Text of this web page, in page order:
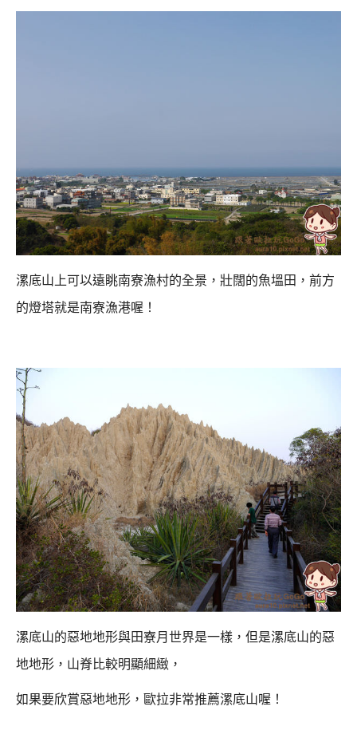
漯底山上可以遠眺南寮漁村的全景，壯闊的魚塭田， 前方
的燈塔就是南寮漁港喔！
漯底山的惡地地形與田寮月世界是一樣， 但是漯底山的惡
地地形，山脊比較明顯細緻，
如果要欣賞惡地地形，歐拉非常推薦漯底山喔！